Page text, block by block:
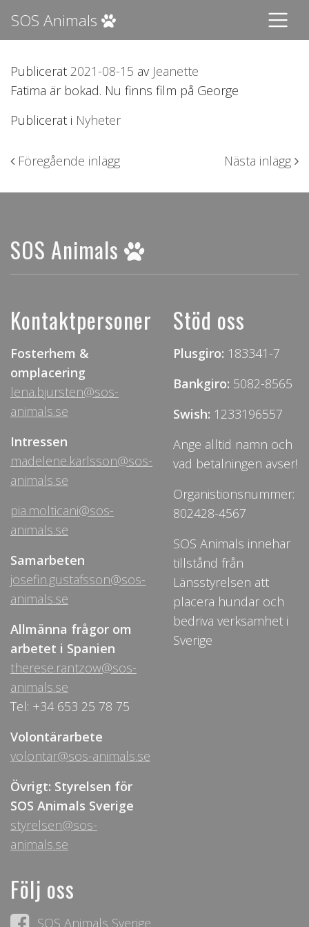
SOS Animals
Publicerat 2021-08-15 av Jeanette
Fatima är bokad. Nu finns film på George
Publicerat i Nyheter
Inläggsnavigering
Föregående inlägg Nästa inlägg
SOS Animals
Kontaktpersoner
Fosterhem &
omplacering
lena.bjursten@sos-
animals.se
Intressen
madelene.karlsson@sos-
animals.se
pia.molticani@sos-
animals.se
Samarbeten
josefin.gustafsson@sos-
animals.se
Allmänna frågor om
arbetet i Spanien
therese.rantzow@sos-
animals.se
Tel: +34 653 25 78 75
Volontärarbete
volontar@sos-animals.se
Övrigt: Styrelsen för
SOS Animals Sverige
styrelsen@sos-
animals.se
Stöd oss
Plusgiro: 183341-7
Bankgiro: 5082-8565
Swish: 1233196557
Ange alltid namn och
vad betalningen avser!
Organistionsnummer:
802428-4567
SOS Animals innehar
tillstånd från
Länsstyrelsen att
placera hundar och
bedriva verksamhet i
Sverige
Följ oss
SOS Animals Sverige